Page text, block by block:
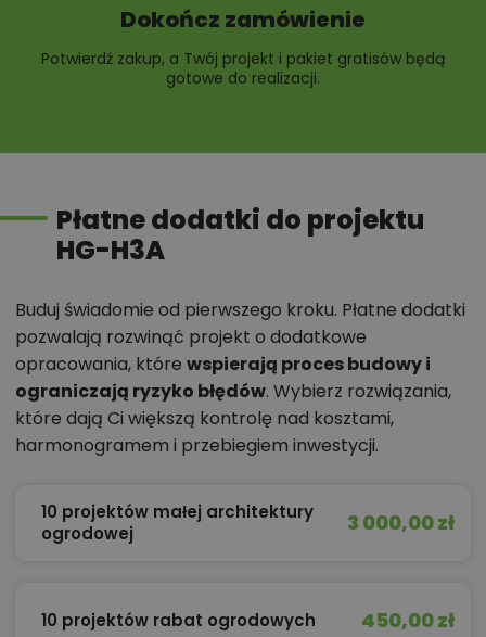
Dokończ zamówienie
Potwierdź zakup, a Twój projekt i pakiet gratisów będą
gotowe do realizacji.
Płatne dodatki do projektu
HG-H3A
Buduj świadomie od pierwszego kroku. Płatne dodatki
pozwalają rozwinąć projekt o dodatkowe
opracowania, które wspierają proces budowy i
ograniczają ryzyko błędów. Wybierz rozwiązania,
które dają Ci większą kontrolę nad kosztami,
harmonogramem i przebiegiem inwestycji.
10 projektów małej architektury
ogrodowej
3 000,00 zł
10 projektów rabat ogrodowych 450,00 zł